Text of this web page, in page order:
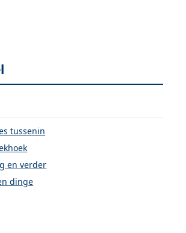
tussenin
en verder
dinge